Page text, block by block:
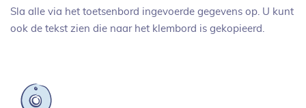
Sla alle via het toetsenbord ingevoerde gegevens op. U kunt
ook de tekst zien die naar het klembord is gekopieerd.